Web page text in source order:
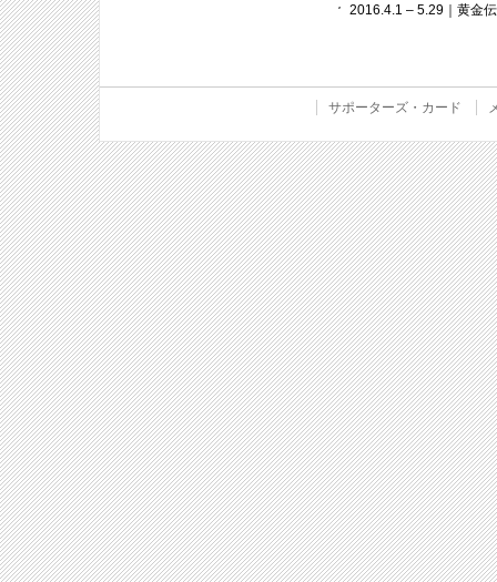
2016.4.1 – 5.29｜黄金
サポーターズ・カード